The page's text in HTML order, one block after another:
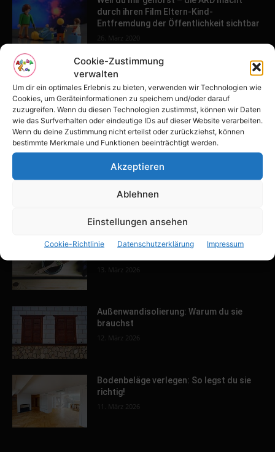
Cookie-Zustimmung
verwalten
Um dir ein optimales Erlebnis zu bieten, verwenden wir Technologien wie
Cookies, um Geräteinformationen zu speichern und/oder darauf
zuzugreifen. Wenn du diesen Technologien zustimmst, können wir Daten
wie das Surfverhalten oder eindeutige IDs auf dieser Website verarbeiten.
Wenn du deine Zustimmung nicht erteilst oder zurückziehst, können
bestimmte Merkmale und Funktionen beeinträchtigt werden.
Akzeptieren
Ablehnen
Einstellungen ansehen
Cookie-Richtlinie Datenschutzerklärung Impressum
durch ihren Film Eltern-Kind-
Entfremdung der Öffentlichkeit sichtbar
26. März 2020
POPULAR POSTS
Tulpenfest läutet Frühling in Potsdam
ein
16. April 2026
Familien-Paradies an der Adria
31. März 2026
Keller ausbauen: Tipps und Ideen für
13. März 2026
Außenwandisolierung: Warum du sie
brauchst
12. März 2026
Bodenbeläge verlegen: So legst du sie
richtig!
11. März 2026